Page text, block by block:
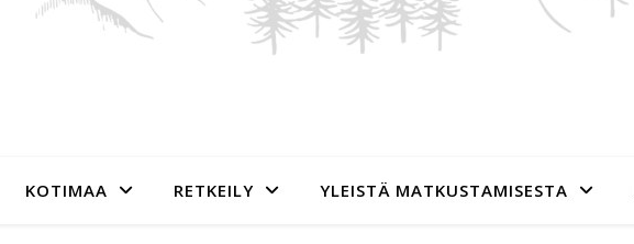
KOTIMAA RETKEILY YLEISTÄ MATKUSTAMISESTA